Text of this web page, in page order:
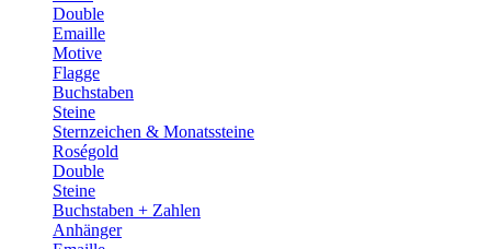
Double
Emaille
Motive
Flagge
Buchstaben
Steine
Sternzeichen & Monatssteine
Roségold
Double
Steine
Buchstaben + Zahlen
Anhänger